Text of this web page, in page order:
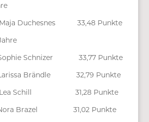
Duchesnes 33,48 Punkte
Schnizer 33,77 Punkte
Brändle 32,79 Punkte
Schill 31,28 Punkte
Brazel 31,02 Punkte